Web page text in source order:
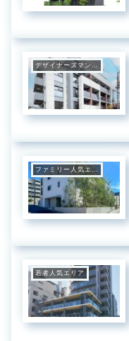
デザイナーズマンション
若者人気エリア